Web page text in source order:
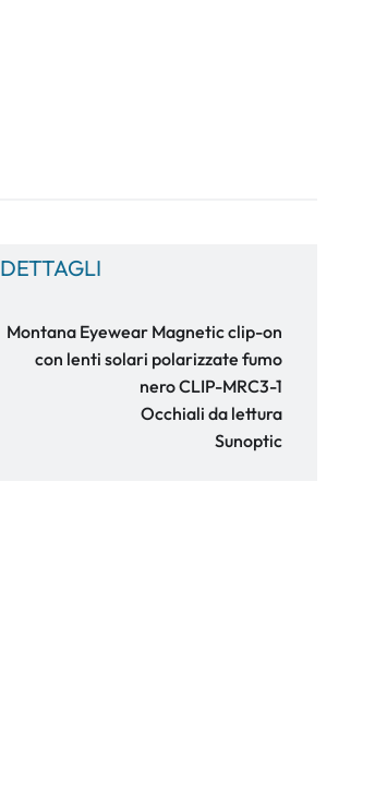
DETTAGLI
Montana Eyewear Magnetic clip-on
con lenti solari polarizzate fumo
nero CLIP-MRC3-1
Occhiali da lettura
Sunoptic